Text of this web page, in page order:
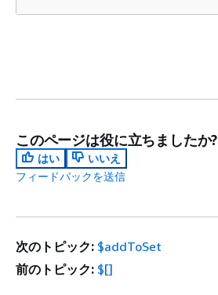
このページは役に立ちましたか?
はい
いいえ
フィードバックを送信
次のトピック: $addToSet
前のトピック: $[]